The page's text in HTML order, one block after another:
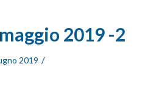
2019 -2
2019 /